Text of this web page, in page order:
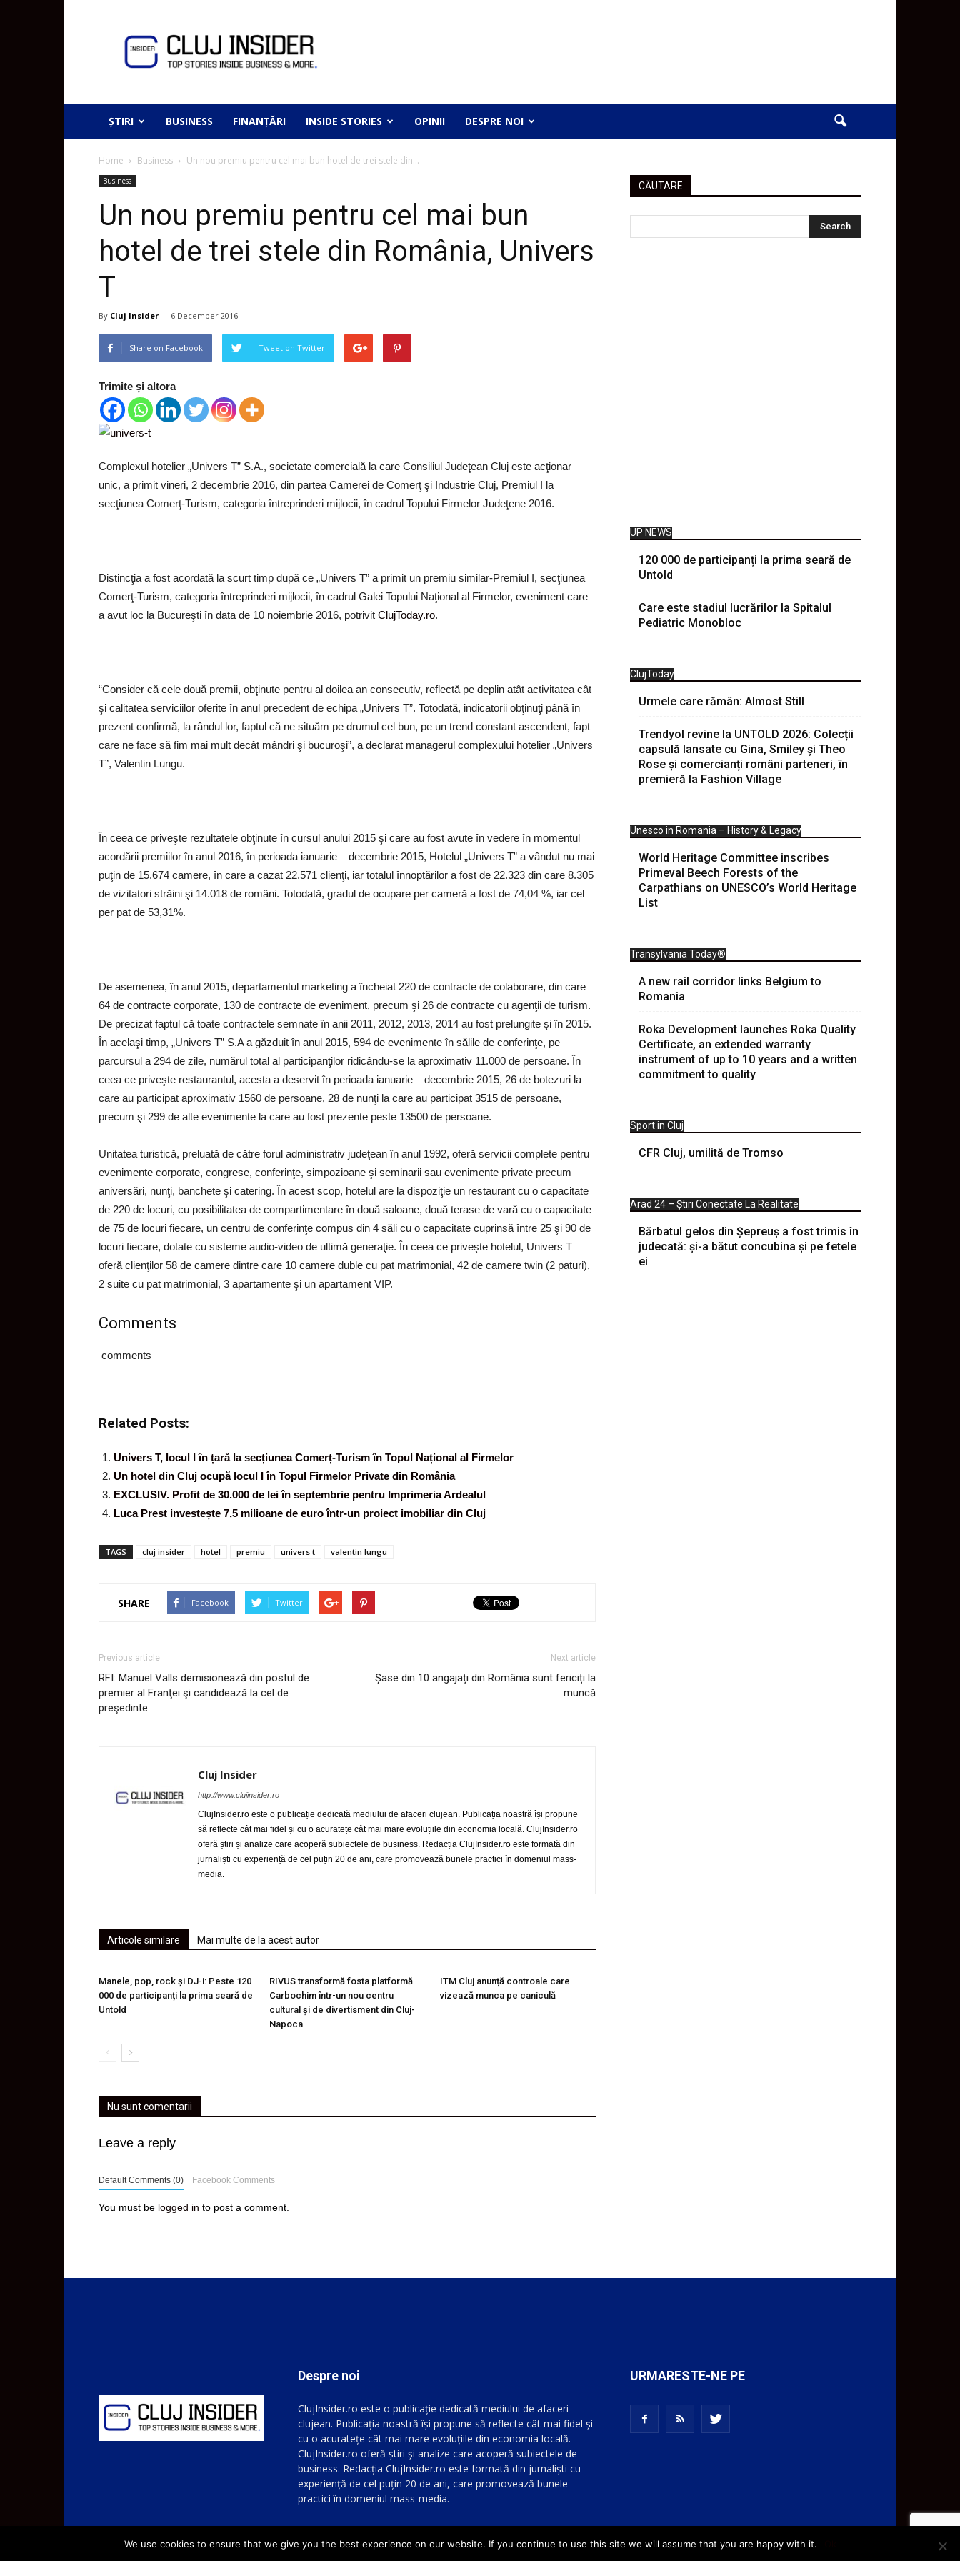
ȘTIRI BUSINESS FINANȚĂRI INSIDE STORIES OPINII DESPRE NOI
Home Business Un nou premiu pentru cel mai bun hotel de trei stele din...
Business
Un nou premiu pentru cel mai bun
hotel de trei stele din România, Univers
T
By Cluj Insider - 6 December 2016
Share on Facebook Tweet on Twitter
Trimite și altora
Complexul hotelier „Univers T” S.A., societate comercială la care Consiliul Judeţean Cluj este acţionar
unic, a primit vineri, 2 decembrie 2016, din partea Camerei de Comerţ şi Industrie Cluj, Premiul I la
secţiunea Comerţ-Turism, categoria întreprinderi mijlocii, în cadrul Topului Firmelor Judeţene 2016.
Distincţia a fost acordată la scurt timp după ce „Univers T” a primit un premiu similar-Premiul I, secţiunea
Comerţ-Turism, categoria întreprinderi mijlocii, în cadrul Galei Topului Naţional al Firmelor, eveniment care
a avut loc la Bucureşti în data de 10 noiembrie 2016, potrivit ClujToday.ro.
“Consider că cele două premii, obţinute pentru al doilea an consecutiv, reflectă pe deplin atât activitatea cât
şi calitatea serviciilor oferite în anul precedent de echipa „Univers T”. Totodată, indicatorii obţinuţi până în
prezent confirmă, la rândul lor, faptul că ne situăm pe drumul cel bun, pe un trend constant ascendent, fapt
care ne face să fim mai mult decât mândri şi bucuroşi”, a declarat managerul complexului hotelier „Univers
T”, Valentin Lungu.
În ceea ce priveşte rezultatele obţinute în cursul anului 2015 şi care au fost avute în vedere în momentul
acordării premiilor în anul 2016, în perioada ianuarie – decembrie 2015, Hotelul „Univers T” a vândut nu mai
puţin de 15.674 camere, în care a cazat 22.571 clienţi, iar totalul înnoptărilor a fost de 22.323 din care 8.305
de vizitatori străini şi 14.018 de români. Totodată, gradul de ocupare per cameră a fost de 74,04 %, iar cel
per pat de 53,31%.
De asemenea, în anul 2015, departamentul marketing a încheiat 220 de contracte de colaborare, din care
64 de contracte corporate, 130 de contracte de eveniment, precum şi 26 de contracte cu agenţii de turism.
De precizat faptul că toate contractele semnate în anii 2011, 2012, 2013, 2014 au fost prelungite şi în 2015.
În acelaşi timp, „Univers T” S.A a găzduit în anul 2015, 594 de evenimente în sălile de conferinţe, pe
parcursul a 294 de zile, numărul total al participanţilor ridicându-se la aproximativ 11.000 de persoane. În
ceea ce priveşte restaurantul, acesta a deservit în perioada ianuarie – decembrie 2015, 26 de botezuri la
care au participat aproximativ 1560 de persoane, 28 de nunţi la care au participat 3515 de persoane,
precum şi 299 de alte evenimente la care au fost prezente peste 13500 de persoane.
Unitatea turistică, preluată de către forul administrativ judeţean în anul 1992, oferă servicii complete pentru
evenimente corporate, congrese, conferinţe, simpozioane şi seminarii sau evenimente private precum
aniversări, nunţi, banchete şi catering. În acest scop, hotelul are la dispoziţie un restaurant cu o capacitate
de 220 de locuri, cu posibilitatea de compartimentare în două saloane, două terase de vară cu o capacitate
de 75 de locuri fiecare, un centru de conferinţe compus din 4 săli cu o capacitate cuprinsă între 25 şi 90 de
locuri fiecare, dotate cu sisteme audio-video de ultimă generaţie. În ceea ce priveşte hotelul, Univers T
oferă clienţilor 58 de camere dintre care 10 camere duble cu pat matrimonial, 42 de camere twin (2 paturi),
2 suite cu pat matrimonial, 3 apartamente şi un apartament VIP.
Comments
comments
Related Posts:
Univers T, locul I în țară la secțiunea Comerț-Turism în Topul Național al Firmelor
Un hotel din Cluj ocupă locul I în Topul Firmelor Private din România
EXCLUSIV. Profit de 30.000 de lei în septembrie pentru Imprimeria Ardealul
Luca Prest investește 7,5 milioane de euro într-un proiect imobiliar din Cluj
TAGS cluj insider hotel premiu univers t valentin lungu
SHARE Facebook Twitter
Previous article
RFI: Manuel Valls demisionează din postul de
premier al Franţei şi candidează la cel de
preşedinte
Next article
Șase din 10 angajați din România sunt fericiți la
muncă
Cluj Insider
http://www.clujinsider.ro
ClujInsider.ro este o publicație dedicată mediului de afaceri clujean. Publicația noastră își propune
să reflecte cât mai fidel și cu o acuratețe cât mai mare evoluțiile din economia locală. ClujInsider.ro
oferă știri și analize care acoperă subiectele de business. Redacția ClujInsider.ro este formată din
jurnaliști cu experiență de cel puțin 20 de ani, care promovează bunele practici în domeniul mass-
media.
Articole similare Mai multe de la acest autor
Manele, pop, rock și DJ-i: Peste 120
000 de participanți la prima seară de
Untold
RIVUS transformă fosta platformă
Carbochim într-un nou centru
cultural și de divertisment din Cluj-
Napoca
ITM Cluj anunță controale care
vizează munca pe caniculă
Nu sunt comentarii
Leave a reply
Default Comments (0) Facebook Comments
You must be logged in to post a comment.
CĂUTARE
UP NEWS
120 000 de participanți la prima seară de
Untold
Care este stadiul lucrărilor la Spitalul
Pediatric Monobloc
ClujToday
Urmele care rămân: Almost Still
Trendyol revine la UNTOLD 2026: Colecții
capsulă lansate cu Gina, Smiley și Theo
Rose și comercianți români parteneri, în
premieră la Fashion Village
Unesco in Romania – History & Legacy
World Heritage Committee inscribes
Primeval Beech Forests of the
Carpathians on UNESCO’s World Heritage
List
Transylvania Today®
A new rail corridor links Belgium to
Romania
Roka Development launches Roka Quality
Certificate, an extended warranty
instrument of up to 10 years and a written
commitment to quality
Sport in Cluj
CFR Cluj, umilită de Tromso
Arad 24 – Știri Conectate La Realitate
Bărbatul gelos din Șepreuș a fost trimis în
judecată: și-a bătut concubina și pe fetele
ei
Despre noi
ClujInsider.ro este o publicație dedicată mediului de afaceri
clujean. Publicația noastră își propune să reflecte cât mai fidel și
cu o acuratețe cât mai mare evoluțiile din economia locală.
ClujInsider.ro oferă știri și analize care acoperă subiectele de
business. Redacția ClujInsider.ro este formată din jurnaliști cu
experiență de cel puțin 20 de ani, care promovează bunele
practici în domeniul mass-media.
URMARESTE-NE PE
© ClujInsider.ro | All Rights Reserved 2016-2023
We use cookies to ensure that we give you the best experience on our website. If you continue to use this site we will assume that you are happy with it.